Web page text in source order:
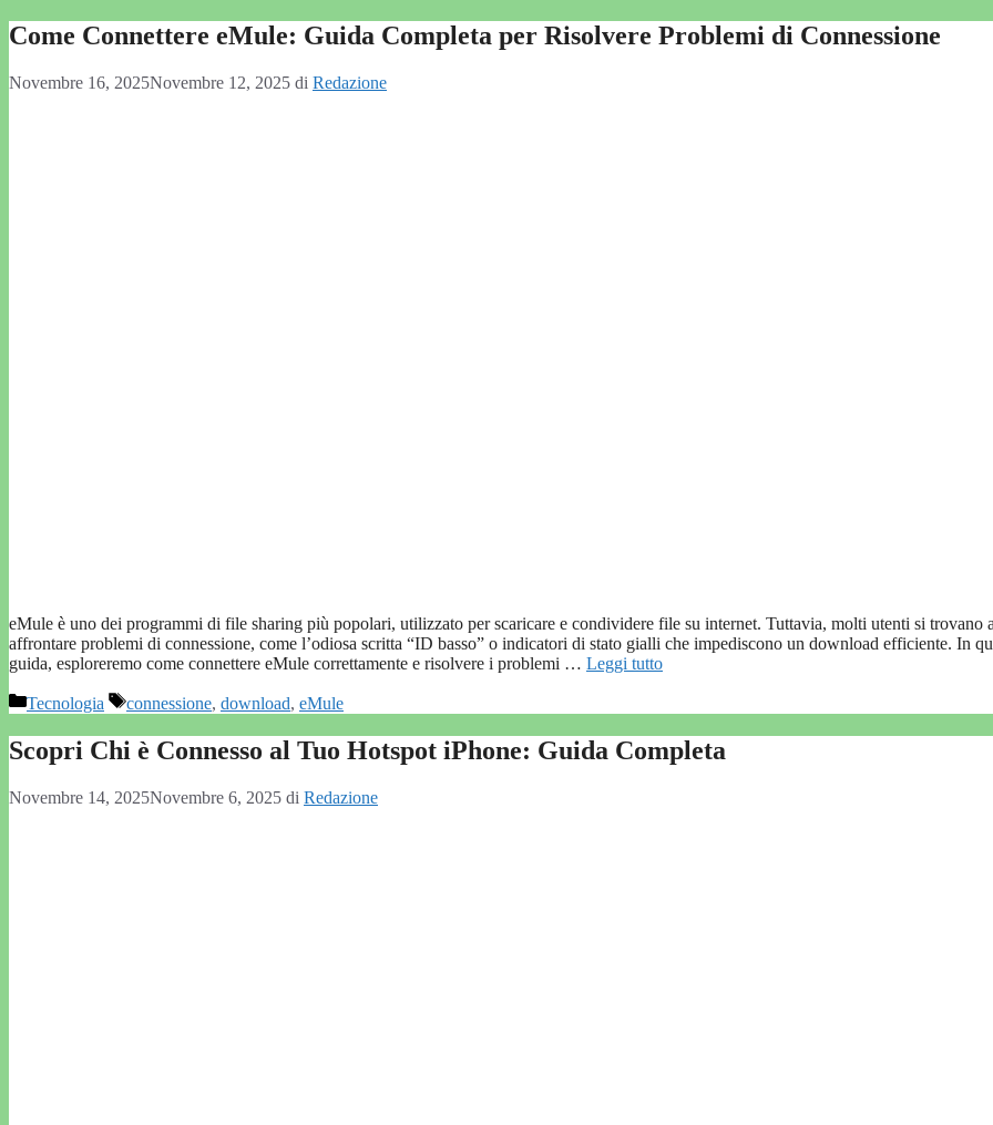
Come Connettere eMule: Guida Completa per Risolvere Problemi di Connessione
Novembre 16, 2025Novembre 12, 2025 di Redazione
eMule è uno dei programmi di file sharing più popolari, utilizzato per scaricare e condividere file su internet. Tuttavia, molti utenti si trovano
affrontare problemi di connessione, come l’odiosa scritta “ID basso” o indicatori di stato gialli che impediscono un download efficiente. In
guida, esploreremo come connettere eMule correttamente e risolvere i problemi … Leggi tutto
Categorie
Tecnologia Tag
connessione, download, eMule
Scopri Chi è Connesso al Tuo Hotspot iPhone: Guida Completa
Novembre 14, 2025Novembre 6, 2025 di Redazione